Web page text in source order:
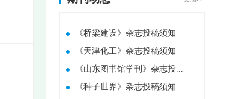
《桥梁建设》杂志投稿须知
《天津化工》杂志投稿须知
《山东图书馆学刊》杂志投...
《种子世界》杂志投稿须知